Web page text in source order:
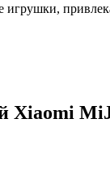
игрушки,
Xiaomi